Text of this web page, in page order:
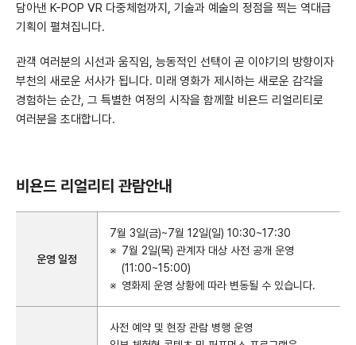
담아낸 K-POP VR 다중체험까지, 기술과 예술의 정점을 찍는 역대급
기획이 펼쳐집니다.
관객 여러분의 시선과 움직임, 능동적인 선택이 곧 이야기의 방향이자
부천의 새로운 서사가 됩니다. 미래 영화가 제시하는 새로운 감각을
경험하는 순간, 그 특별한 여정의 시작을 함께할 비욘드 리얼리티로
여러분을 초대합니다.
비욘드 리얼리티 관람안내
운영 일정
7월 3일(금)~7월 12일(일) 10:30~17:30
7월 2일(목) 관계자 대상 사전 공개 운영
(11:00~15:00)
영화제 운영 상황에 따라 변동될 수 있습니다.
사전 예약 및 현장 관람 병행 운영